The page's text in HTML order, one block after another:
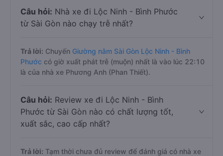
Câu hỏi: Nhà xe đi Lộc Ninh - Bình Phước
từ Sài Gòn nào chạy trễ nhất?
Trả lời: Chuyến Giường nằm Sài Gòn Lộc Ninh - Bình
Phước có giờ xuất phát trễ (muộn) nhất là vào lúc 22:10
là của nhà xe Phương Anh (Phan Thiết).
Câu hỏi: Review xe đi Lộc Ninh - Bình
Phước từ Sài Gòn nào có chất lượng tốt,
xuất sắc, cao cấp nhất?
Trả lời: Tạm thời chưa đủ review để đánh giá có nhà xe